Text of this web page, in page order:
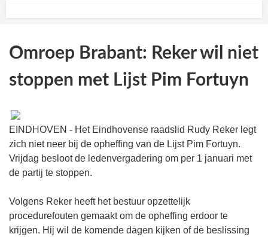
Omroep Brabant: Reker wil niet
stoppen met Lijst Pim Fortuyn
EINDHOVEN - Het Eindhovense raadslid Rudy Reker legt
zich niet neer bij de opheffing van de Lijst Pim Fortuyn.
Vrijdag besloot de ledenvergadering om per 1 januari met
de partij te stoppen.
Volgens Reker heeft het bestuur opzettelijk
procedurefouten gemaakt om de opheffing erdoor te
krijgen. Hij wil de komende dagen kijken of de beslissing